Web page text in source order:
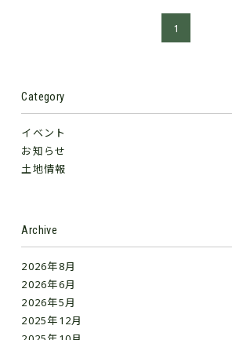
1
Category
イベント
お知らせ
土地情報
Archive
2026年8月
2026年6月
2026年5月
2025年12月